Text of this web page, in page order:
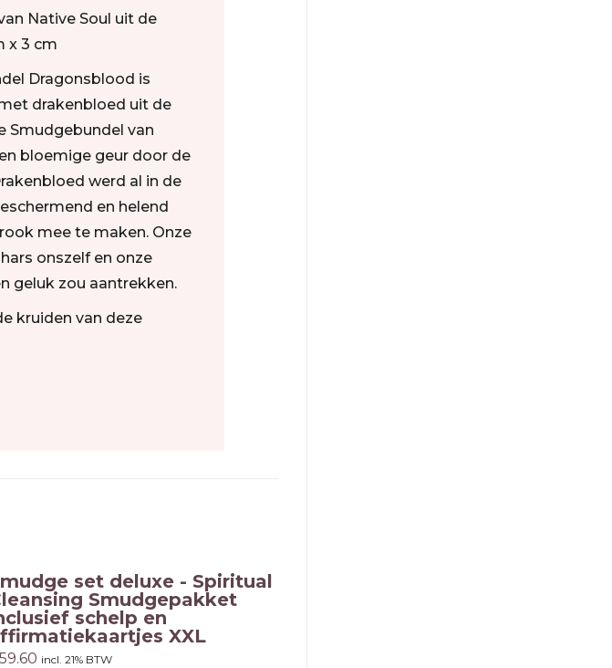
Native Soul uit de
x 3 cm
Dragonsblood is
drakenbloed uit de
Smudgebundel van
bloemige geur door de
werd al in de
en helend
mee te maken. Onze
onszelf en onze
geluk zou aantrekken.
kruiden van deze
set deluxe - Spiritual
Smudgepakket
schelp en
XXL
incl. 21% BTW